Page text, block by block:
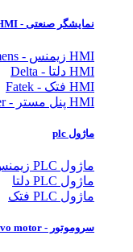
نمایشگر صنعتی - HMI
HMI زیمنس - Siemens
HMI دلتا - Delta
HMI فتک - Fatek
HMI پنل مستر - Panel master
ماژول plc
ماژول PLC زیمنس
ماژول PLC دلتا
ماژول PLC فتک
سروموتور - Servo motor